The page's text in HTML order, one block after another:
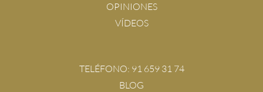
OPINIONES
VÍDEOS
TELÉFONO: 91 659 31 74
BLOG